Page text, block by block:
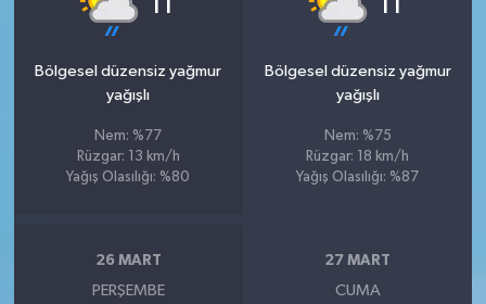
Bölgesel düzensiz yağmur
yağışlı
Nem: %77
Rüzgar: 13 km/h
Yağış Olasılığı: %80
Bölgesel düzensiz yağmur
yağışlı
Nem: %75
Rüzgar: 18 km/h
Yağış Olasılığı: %87
26 MART
PERŞEMBE
27 MART
CUMA